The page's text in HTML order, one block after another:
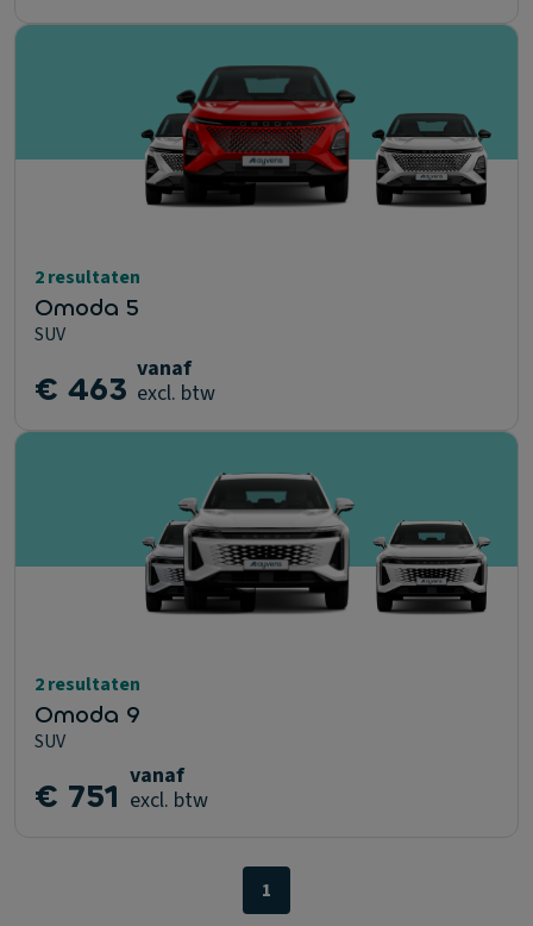
2 resultaten
Omoda 5
SUV
€ 463 vanaf
excl. btw
2 resultaten
Omoda 9
SUV
€ 751 vanaf
excl. btw
1